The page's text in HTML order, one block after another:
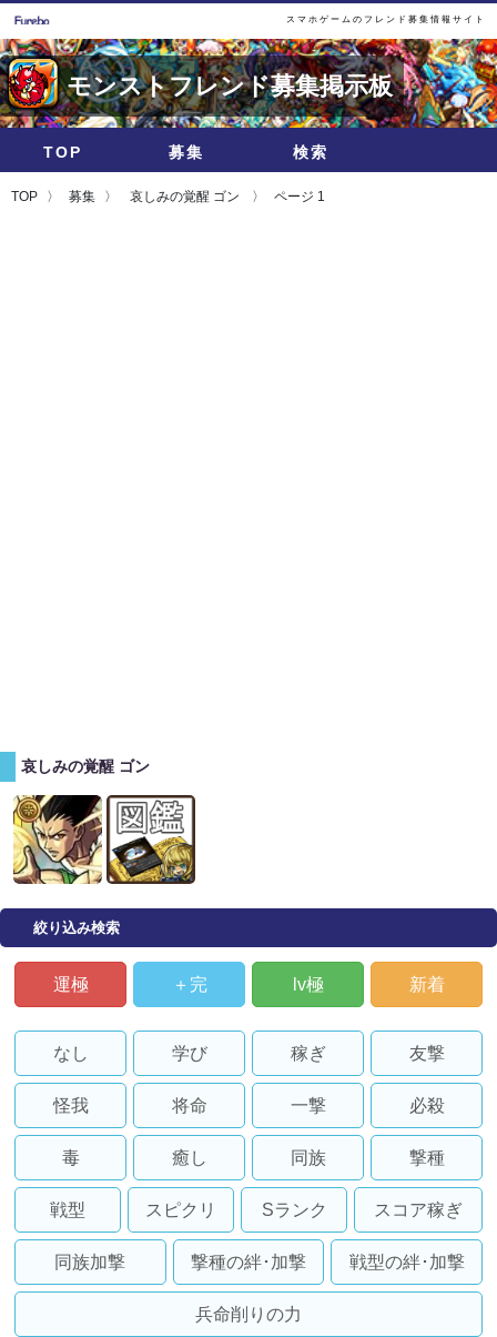
スマホゲームのフレンド募集情報サイト
モンストフレンド募集掲示板
TOP 募集 検索
TOP 募集 哀しみの覚醒 ゴン ページ 1
哀しみの覚醒 ゴン
絞り込み検索
運極 ＋完 lv極 新着
なし 学び 稼ぎ 友撃
怪我 将命 一撃 必殺
毒 癒し 同族 撃種
戦型 スピクリ Sランク スコア稼ぎ
同族加撃 撃種の絆･加撃 戦型の絆･加撃
兵命削りの力